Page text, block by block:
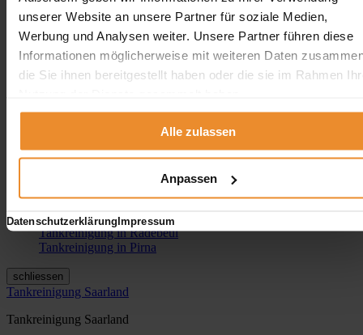
unserer Website an unsere Partner für soziale Medien,
Werbung und Analysen weiter. Unsere Partner führen diese
Informationen möglicherweise mit weiteren Daten
die Sie ihnen bereitgestellt haben oder die sie im Rahmen
Alle zulassen
Anpassen
DatenschutzerklärungImpressum
Tankreinigung Sachsen
Tankreinigung Sachsen
Tankreinigung in Dresden
Tankreinigung in Leipzig
Tankreinigung in Zwickau
Tankreinigung in Plauen
Tankreinigung in Freiberg
Tankreinigung in Bautzen
Tankreinigung in Radebeul
Tankreinigung in Pirna
schliessen
Tankreinigung Saarland
Tankreinigung Saarland